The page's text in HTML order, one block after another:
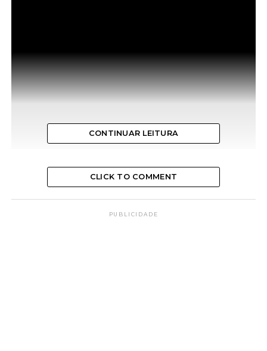
CONTINUAR LEITURA
CLICK TO COMMENT
PUBLICIDADE